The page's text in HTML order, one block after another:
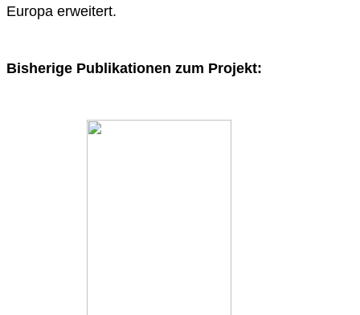
Europa erweitert.
Bisherige Publikationen zum Projekt: